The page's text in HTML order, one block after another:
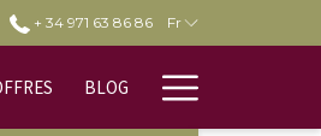
+ 34 971 63 86 86 Fr
BLOG
Menu